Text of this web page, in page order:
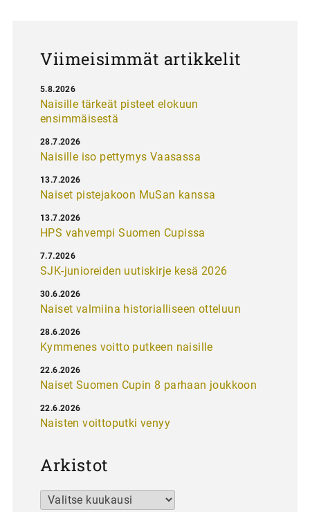
Viimeisimmät artikkelit
Naisille tärkeät pisteet elokuun
ensimmäisestä
5.8.2026
Naisille iso pettymys Vaasassa
28.7.2026
Naiset pistejakoon MuSan kanssa
13.7.2026
HPS vahvempi Suomen Cupissa
13.7.2026
SJK-junioreiden uutiskirje kesä 2026
7.7.2026
Naiset valmiina historialliseen otteluun
30.6.2026
Kymmenes voitto putkeen naisille
28.6.2026
Naiset Suomen Cupin 8 parhaan joukkoon
22.6.2026
Naisten voittoputki venyy
22.6.2026
Arkistot
Arkistot